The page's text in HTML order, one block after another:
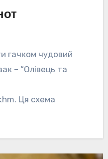
– “Олівець та
Ця схема